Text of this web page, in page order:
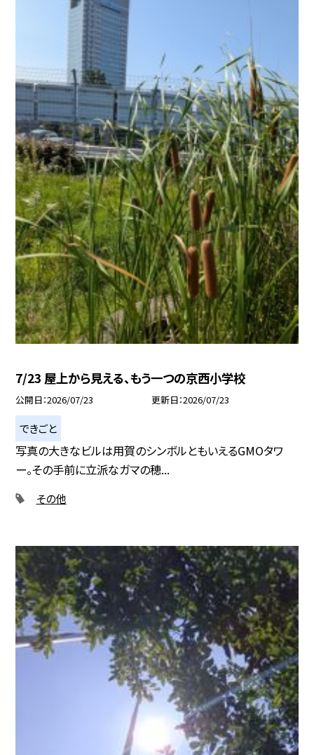
7/23 屋上から見える、もう一つの京西小学校
公開日 2026/07/23 更新日 2026/07/23
できごと
写真の大きなビルは用賀のシンボルともいえるGMOタワ
ー。その手前に立派なガマの穂...
その他